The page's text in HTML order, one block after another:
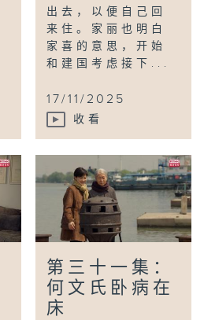
出去，以便自己回
来住。家丽也明白
家喜的意思，开始
和建国考虑接下...
17/11/2025
收看
第三十一集：
何文氏卧病在
床